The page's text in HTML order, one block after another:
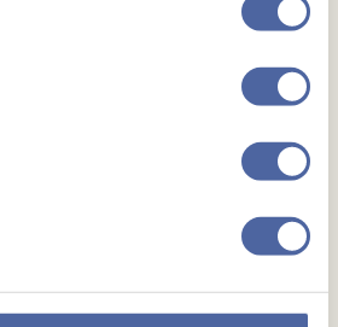
forening har gleden av å invitere